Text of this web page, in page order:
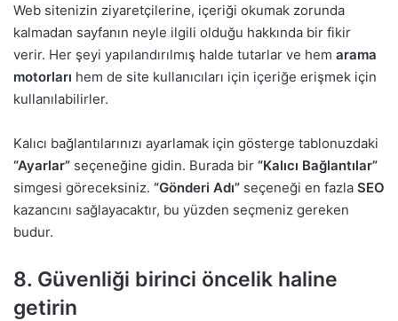
Web sitenizin ziyaretçilerine, içeriği okumak zorunda
kalmadan sayfanın neyle ilgili olduğu hakkında bir fikir
verir. Her şeyi yapılandırılmış halde tutarlar ve hem arama
motorları hem de site kullanıcıları için içeriğe erişmek için
kullanılabilirler.
Kalıcı bağlantılarınızı ayarlamak için gösterge tablonuzdaki
“Ayarlar” seçeneğine gidin. Burada bir “Kalıcı Bağlantılar”
simgesi göreceksiniz. “Gönderi Adı” seçeneği en fazla SEO
kazancını sağlayacaktır, bu yüzden seçmeniz gereken
budur.
8. Güvenliği birinci öncelik haline
getirin